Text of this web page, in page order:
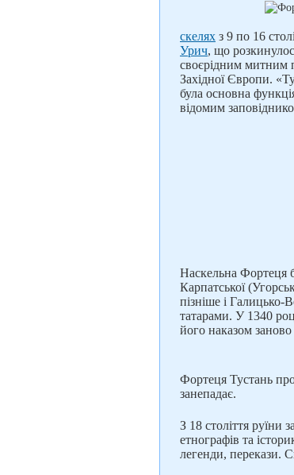
скелях з 9 по 16
Урич, що
своєрідним митним
Західної Європи.
була основна
відомим
Наскельна Фортеця
Карпатської
пізніше і Галицько-
татарами. У 1340
його наказом
Фортеця Тустань
занепадає.
З 18 століття руїни
етнографів та
легенди, перекази.